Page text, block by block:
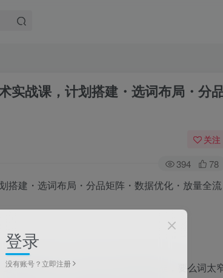
实战课，计划搭建・选词布局・分
关注
394 78
词没有章法，要么词太泛流量不精准，要么词太
登录
没有账号？立即注册